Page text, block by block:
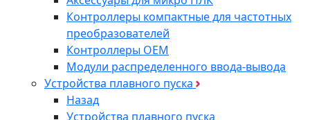
Контроллеры компактные для частотных
преобразователей
Контроллеры ОЕМ
Модули распределенного ввода-вывода
Устройства плавного пуска
Назад
Устройства плавного пуска